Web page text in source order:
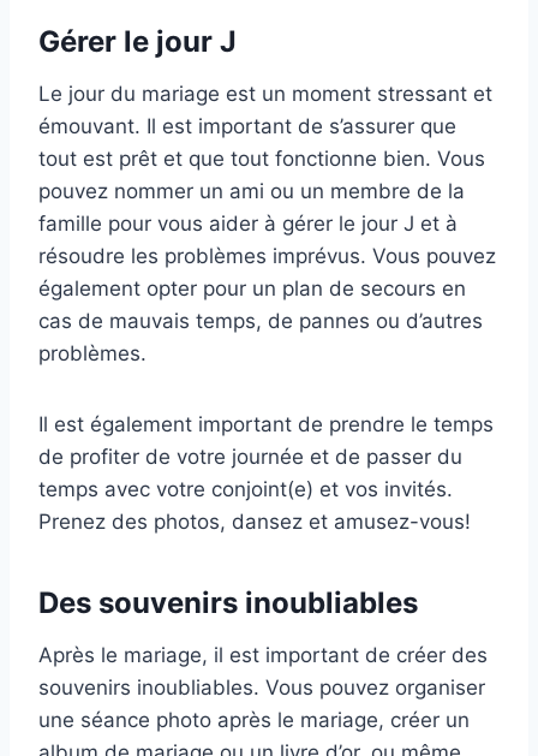
Gérer le jour J
Le jour du mariage est un moment stressant et
émouvant. Il est important de s’assurer que
tout est prêt et que tout fonctionne bien. Vous
pouvez nommer un ami ou un membre de la
famille pour vous aider à gérer le jour J et à
résoudre les problèmes imprévus. Vous pouvez
également opter pour un plan de secours en
cas de mauvais temps, de pannes ou d’autres
problèmes.
Il est également important de prendre le temps
de profiter de votre journée et de passer du
temps avec votre conjoint(e) et vos invités.
Prenez des photos, dansez et amusez-vous!
Des souvenirs inoubliables
Après le mariage, il est important de créer des
souvenirs inoubliables. Vous pouvez organiser
une séance photo après le mariage, créer un